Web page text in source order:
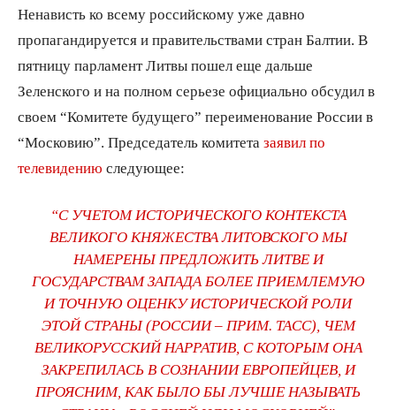
Ненависть ко всему российскому уже давно
пропагандируется и правительствами стран Балтии. В
пятницу парламент Литвы пошел еще дальше
Зеленского и на полном серьезе официально обсудил в
своем “Комитете будущего” переименование России в
“Московию”. Председатель комитета заявил по
телевидению следующее:
“С УЧЕТОМ ИСТОРИЧЕСКОГО КОНТЕКСТА
ВЕЛИКОГО КНЯЖЕСТВА ЛИТОВСКОГО МЫ
НАМЕРЕНЫ ПРЕДЛОЖИТЬ ЛИТВЕ И
ГОСУДАРСТВАМ ЗАПАДА БОЛЕЕ ПРИЕМЛЕМУЮ
И ТОЧНУЮ ОЦЕНКУ ИСТОРИЧЕСКОЙ РОЛИ
ЭТОЙ СТРАНЫ (РОССИИ – ПРИМ. ТАСС), ЧЕМ
ВЕЛИКОРУССКИЙ НАРРАТИВ, С КОТОРЫМ ОНА
ЗАКРЕПИЛАСЬ В СОЗНАНИИ ЕВРОПЕЙЦЕВ, И
ПРОЯСНИМ, КАК БЫЛО БЫ ЛУЧШЕ НАЗЫВАТЬ